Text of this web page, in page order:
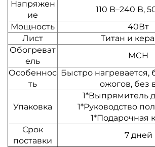
Напряжен
ие
110 В–240 В,
Мощность
40Вт
Лист
Титан и
Обогреват
ель
MCH
Особеннос
ть
Быстро нагревается,
ожогов, без
Упаковка
1*Выпрямитель
1*Руководство
1*Подарочная
Срок
поставки
7 дней